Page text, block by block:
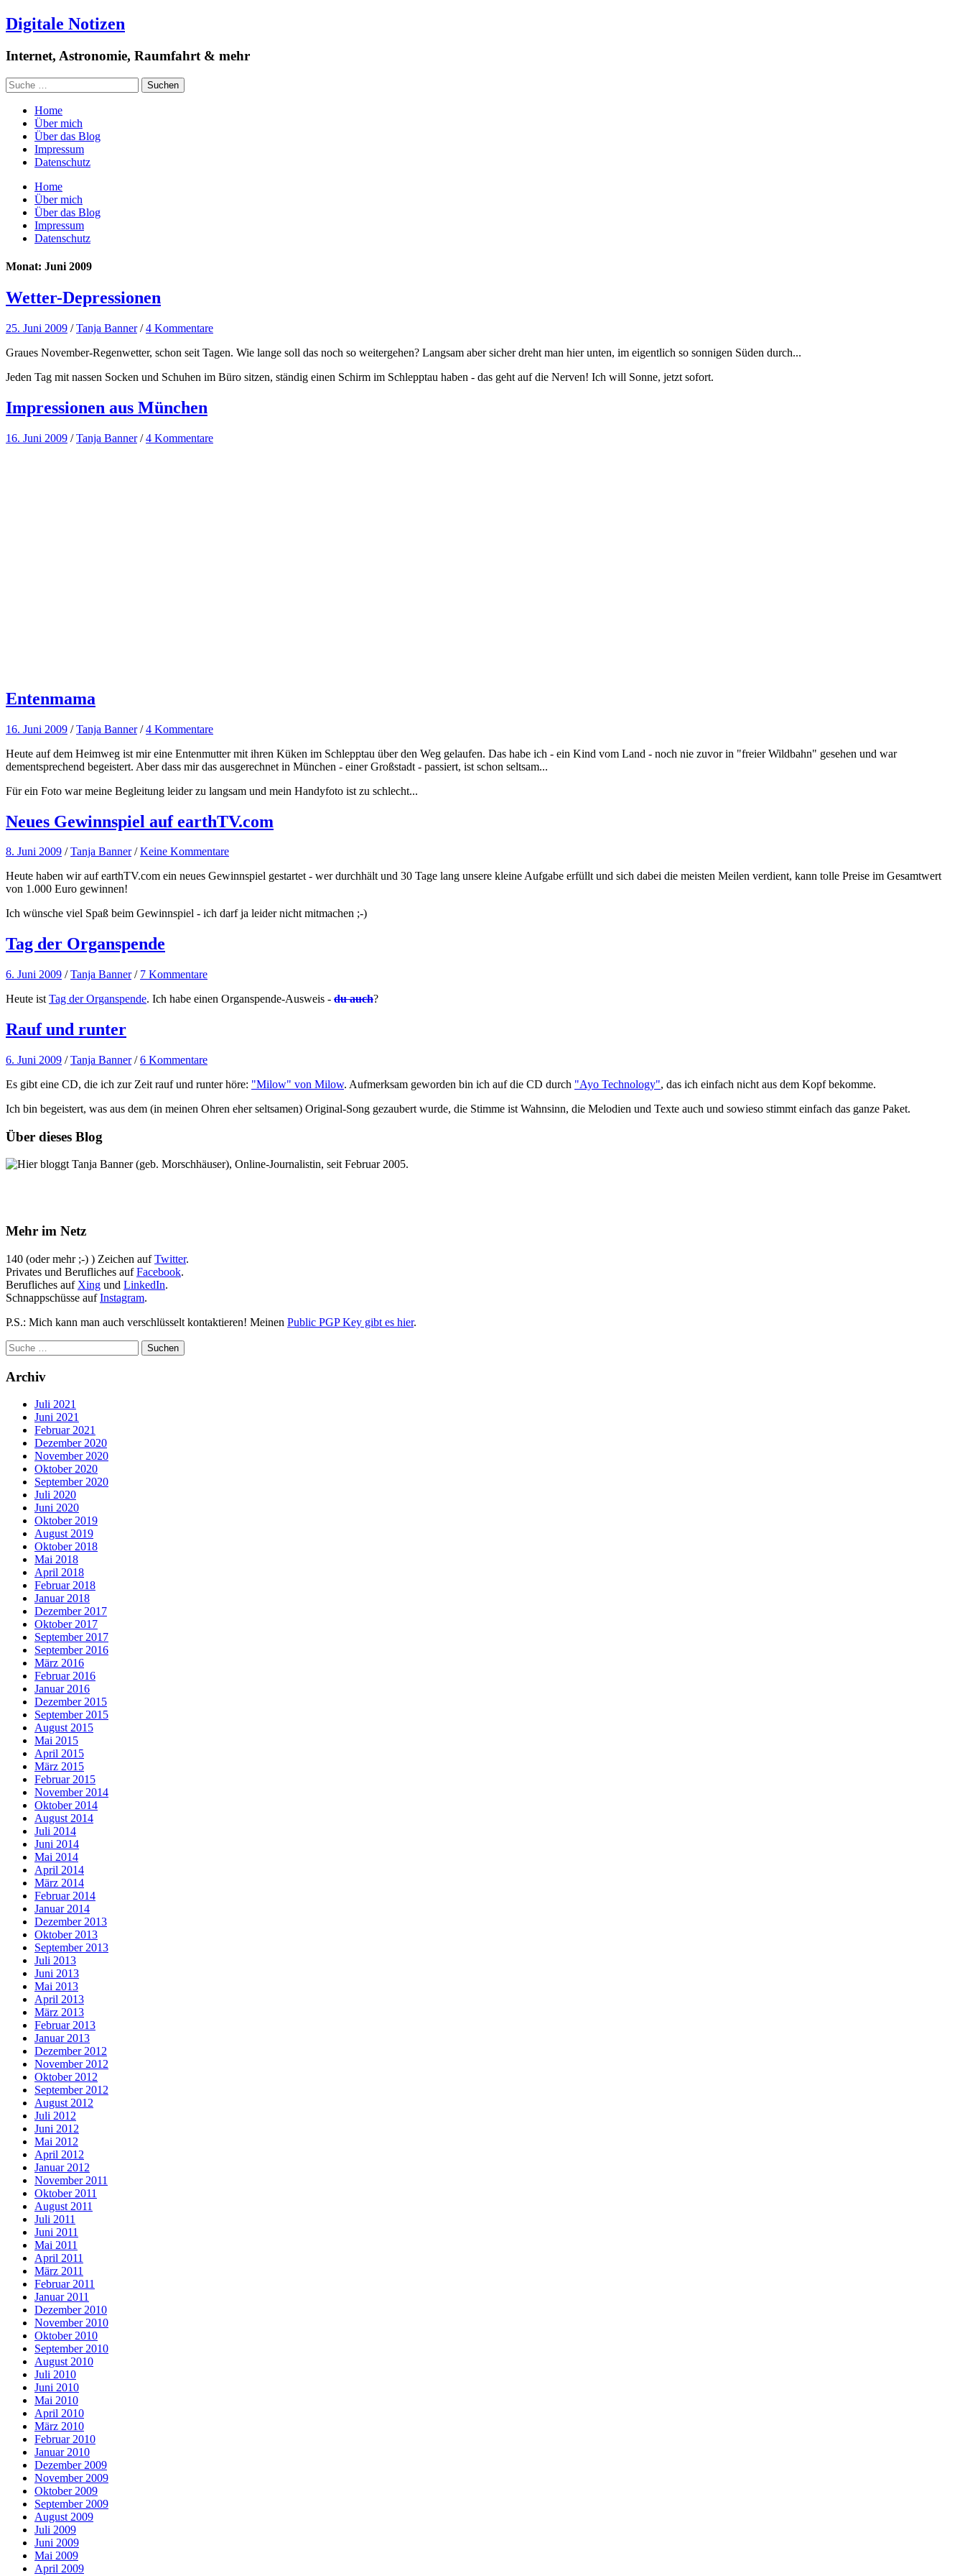
Digitale Notizen
Internet, Astronomie, Raumfahrt & mehr
Home
Über mich
Über das Blog
Impressum
Datenschutz
Home
Über mich
Über das Blog
Impressum
Datenschutz
Monat: Juni 2009
Wetter-Depressionen
25. Juni 2009 /Tanja Banner /4 Kommentare
Graues November-Regenwetter, schon seit Tagen. Wie lange soll das noch so weitergehen? Langsam aber sicher dreht man hier unten, im eigentlich so sonnigen Süden durch...
Jeden Tag mit nassen Socken und Schuhen im Büro sitzen, ständig einen Schirm im Schlepptau haben - das geht auf die Nerven! Ich will Sonne, jetzt sofort.
Impressionen aus München
16. Juni 2009 /Tanja Banner /4 Kommentare
Entenmama
16. Juni 2009 /Tanja Banner /4 Kommentare
Heute auf dem Heimweg ist mir eine Entenmutter mit ihren Küken im Schlepptau über den Weg gelaufen. Das habe ich - ein Kind vom Land - noch nie zuvor in "freier Wildbahn" gesehen und war
dementsprechend begeistert. Aber dass mir das ausgerechnet in München - einer Großstadt - passiert, ist schon seltsam...
Für ein Foto war meine Begleitung leider zu langsam und mein Handyfoto ist zu schlecht...
Neues Gewinnspiel auf earthTV.com
8. Juni 2009 /Tanja Banner /Keine Kommentare
Heute haben wir auf earthTV.com ein neues Gewinnspiel gestartet - wer durchhält und 30 Tage lang unsere kleine Aufgabe erfüllt und sich dabei die meisten Meilen verdient, kann tolle Preise im Gesamtwert
von 1.000 Euro gewinnen!
Ich wünsche viel Spaß beim Gewinnspiel - ich darf ja leider nicht mitmachen ;-)
Tag der Organspende
6. Juni 2009 /Tanja Banner / 7 Kommentare
Heute ist Tag der Organspende. Ich habe einen Organspende-Ausweis - du auch?
Rauf und runter
6. Juni 2009 /Tanja Banner /6 Kommentare
Es gibt eine CD, die ich zur Zeit rauf und runter höre: "Milow" von Milow. Aufmerksam geworden bin ich auf die CD durch "Ayo Technology", das ich einfach nicht aus dem Kopf bekomme.
Ich bin begeistert, was aus dem (in meinen Ohren eher seltsamen) Original-Song gezaubert wurde, die Stimme ist Wahnsinn, die Melodien und Texte auch und sowieso stimmt einfach das ganze Paket.
Über dieses Blog
Hier bloggt Tanja Banner (geb. Morschhäuser), Online-Journalistin, seit Februar 2005.
Mehr im Netz
140 (oder mehr ;-) ) Zeichen aufTwitter.
Privates und Berufliches aufFacebook.
Berufliches auf Xing und LinkedIn.
Schnappschüsse aufInstagram.
P.S.: Mich kann man auch verschlüsselt kontaktieren! Meinen Public PGP Key gibt es hier.
Archiv
Juli 2021
Juni 2021
Februar 2021
Dezember 2020
November 2020
Oktober 2020
September 2020
Juli 2020
Juni 2020
Oktober 2019
August 2019
Oktober 2018
Mai 2018
April 2018
Februar 2018
Januar 2018
Dezember 2017
Oktober 2017
September 2017
September 2016
März 2016
Februar 2016
Januar 2016
Dezember 2015
September 2015
August 2015
Mai 2015
April 2015
März 2015
Februar 2015
November 2014
Oktober 2014
August 2014
Juli 2014
Juni 2014
Mai 2014
April 2014
März 2014
Februar 2014
Januar 2014
Dezember 2013
Oktober 2013
September 2013
Juli 2013
Juni 2013
Mai 2013
April 2013
März 2013
Februar 2013
Januar 2013
Dezember 2012
November 2012
Oktober 2012
September 2012
August 2012
Juli 2012
Juni 2012
Mai 2012
April 2012
Januar 2012
November 2011
Oktober 2011
August 2011
Juli 2011
Juni 2011
Mai 2011
April 2011
März 2011
Februar 2011
Januar 2011
Dezember 2010
November 2010
Oktober 2010
September 2010
August 2010
Juli 2010
Juni 2010
Mai 2010
April 2010
März 2010
Februar 2010
Januar 2010
Dezember 2009
November 2009
Oktober 2009
September 2009
August 2009
Juli 2009
Juni 2009
Mai 2009
April 2009